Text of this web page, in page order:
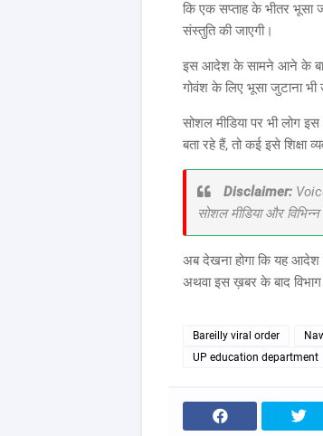
कि एक सप्ताह के भीतर भूसा
संस्तुति की जाएगी।
इस आदेश के सामने आने के बाद
गोवंश के लिए भूसा जुटाना भी
सोशल मीडिया पर भी लोग
बता रहे हैं, तो कई इसे शिक्षा
Disclaimer:
सोशल मीडिया और
अब देखना होगा कि यह आदेश
अथवा इस ख़बर के बाद
Bareilly viral order
UP education department